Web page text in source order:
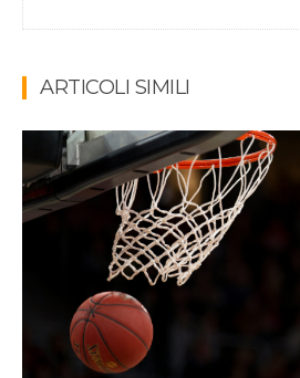
ARTICOLI SIMILI